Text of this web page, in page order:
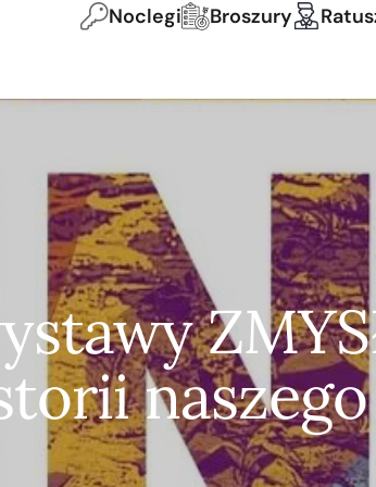
Noclegi Broszury
naszego